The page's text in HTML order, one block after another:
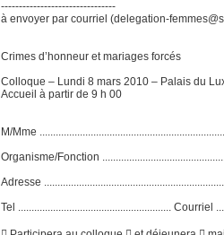
--------------------------------
à envoyer par courriel (delegation-
Crimes d’honneur et mariages forcés
Colloque – Lundi 8 mars 2010 – Palais du
Accueil à partir de 9 h 00
M/Mme
Organisme/Fonction
Adresse
Tel ......................................................... Courriel